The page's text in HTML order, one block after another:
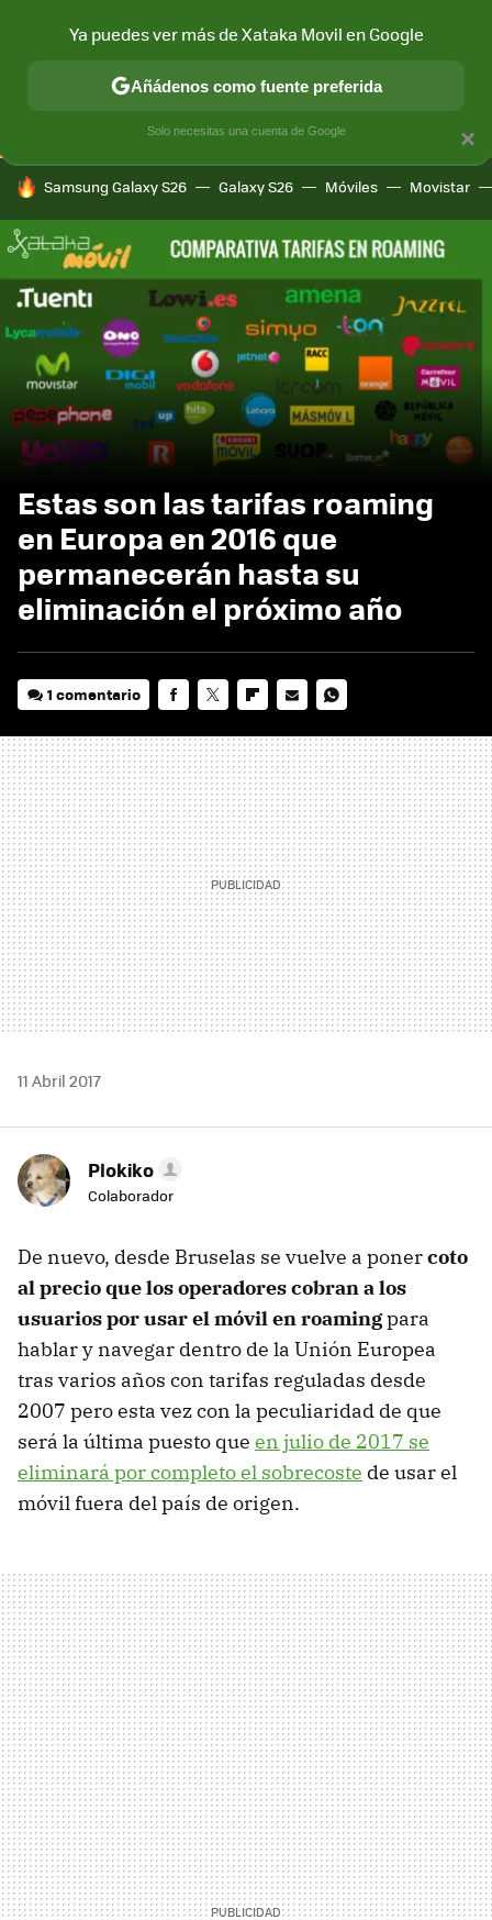
CONECTIVIDAD MÓVIL Y SOCIEDAD APLICACIONES
HOY SE HABLA DE
Samsung Galaxy S26 Galaxy S26 Móviles Movistar
Estas son las tarifas roaming
en Europa en 2016 que
permanecerán hasta su
eliminación el próximo año
1 comentario
MAIL
11 Abril 2017
Plokiko
Colaborador
De nuevo, desde Bruselas se vuelve a ponercoto
al precio que los operadores cobran a los
usuarios por usar el móvil en roamingpara
hablar y navegar dentro de la Unión Europea
tras varios años con tarifas reguladas desde
2007 pero esta vez con la peculiaridad de que
será la última puesto que en julio de 2017 se
eliminará por completo el sobrecoste de usar el
móvil fuera del país de origen.
×
Ya puedes ver más de Xataka Movil en Google
Añádenos como fuente preferida
Solo necesitas una cuenta de Google